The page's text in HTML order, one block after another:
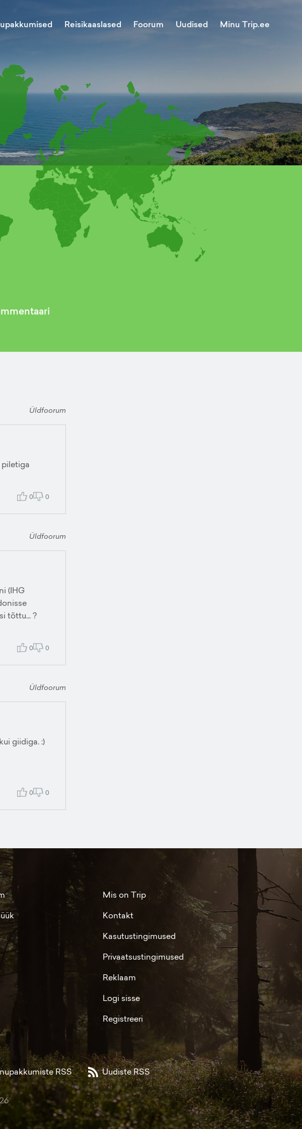
Reisikaaslased Foorum Uudised Minu Trip.ee
Üldfoorum
0 0
Üldfoorum
(IHG
tõttu... ?
0 0
Üldfoorum
giidiga. :)
0 0
Mis on Trip
Kontakt
Kasutustingimused
Privaatsustingimused
Reklaam
Logi sisse
Registreeri
RSS Uudiste RSS